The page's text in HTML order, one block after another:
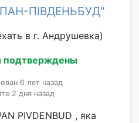
ПІВДЕНЬБУД"
в г. Андрушевка)
подтверждены
6 лет назад
2 дня назад
PIVDENBUD , яка